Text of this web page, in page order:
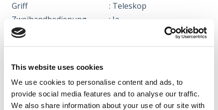
This website uses cookies
We use cookies to personalise content and ads, to
provide social media features and to analyse our traffic.
We also share information about your use of our site with
Griff
: Teleskop
Zweihandbedienung
: Ja
MASSE & GEWICHT
Höhe der Verpackung
: 78 cm
Gewicht
: 1,55 kg